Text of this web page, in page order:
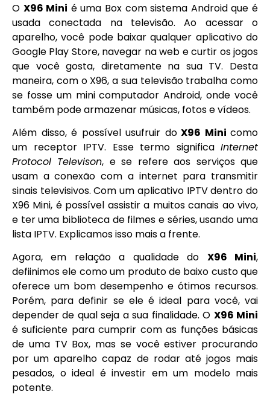
O X96 Mini é uma Box com sistema Android que é
usada conectada na televisão. Ao acessar o
aparelho, você pode baixar qualquer aplicativo do
Google Play Store, navegar na web e curtir os jogos
que você gosta, diretamente na sua TV. Desta
maneira, com o X96, a sua televisão trabalha como
se fosse um mini computador Android, onde você
também pode armazenar músicas, fotos e vídeos.
Além disso, é possível usufruir doX96 Mini como
um receptor IPTV. Esse termo significa Internet
Protocol Televison, e se refere aos serviços que
usam a conexão com a internet para transmitir
sinais televisivos. Com um aplicativo IPTV dentro do
X96 Mini, é possível assistir a muitos canais ao vivo,
e ter uma biblioteca de filmes e séries, usando uma
lista IPTV. Explicamos isso mais a frente.
Agora, em relação a qualidade do X96 Mini,
defiinimos ele como um produto de baixo custo que
oferece um bom desempenho e ótimos recursos.
Porém, para definir se ele é ideal para você, vai
depender de qual seja a sua finalidade. O X96 Mini
é suficiente para cumprir com as funções básicas
de uma TV Box, mas se você estiver procurando
por um aparelho capaz de rodar até jogos mais
pesados, o ideal é investir em um modelo mais
potente.